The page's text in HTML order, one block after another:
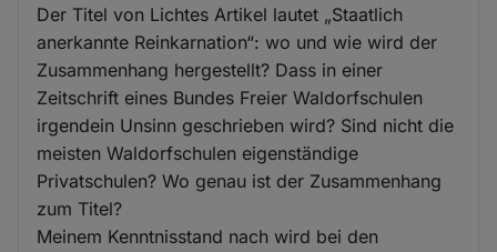
Der Titel von Lichtes Artikel lautet „Staatlich
anerkannte Reinkarnation“: wo und wie wird der
Zusammenhang hergestellt? Dass in einer
Zeitschrift eines Bundes Freier Waldorfschulen
irgendein Unsinn geschrieben wird? Sind nicht die
meisten Waldorfschulen eigenständige
Privatschulen? Wo genau ist der Zusammenhang
zum Titel?
Meinem Kenntnisstand nach wird bei den